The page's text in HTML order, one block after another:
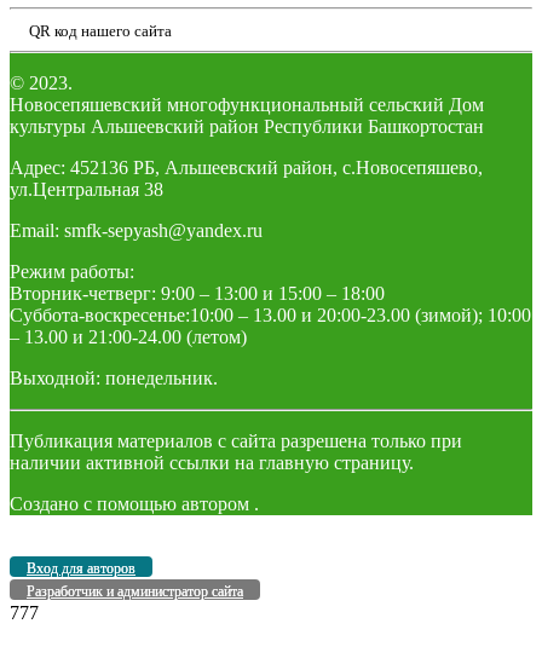
QR код нашего сайта
© 2023.
Новосепяшевский многофункциональный сельский Дом
культуры Альшеевский район Республики Башкортостан
Адрес: 452136 РБ, Альшеевский район, с.Новосепяшево,
ул.Центральная 38
Email: smfk-sepyash@yandex.ru
Режим работы:
Вторник-четверг: 9:00 – 13:00 и 15:00 – 18:00
Суббота-воскресенье:10:00 – 13.00 и 20:00-23.00 (зимой); 10:00
– 13.00 и 21:00-24.00 (летом)
Выходной: понедельник.
Публикация материалов с сайта разрешена только при
наличии активной ссылки на главную страницу.
Создано с помощью автором .
Вход для авторов
Разработчик и администратор сайта
777